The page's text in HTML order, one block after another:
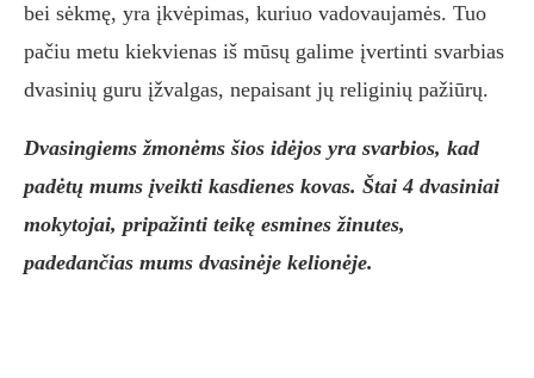
bei sėkmę, yra įkvėpimas, kuriuo vadovaujamės. Tuo
pačiu metu kiekvienas iš mūsų galime įvertinti svarbias
dvasinių guru įžvalgas, nepaisant jų religinių pažiūrų.
Dvasingiems žmonėms šios idėjos yra svarbios, kad
padėtų mums įveikti kasdienes kovas. Štai 4 dvasiniai
mokytojai, pripažinti teikę esmines žinutes,
padedančias mums dvasinėje kelionėje.